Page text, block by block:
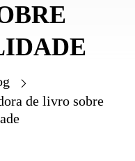
de livro sobre